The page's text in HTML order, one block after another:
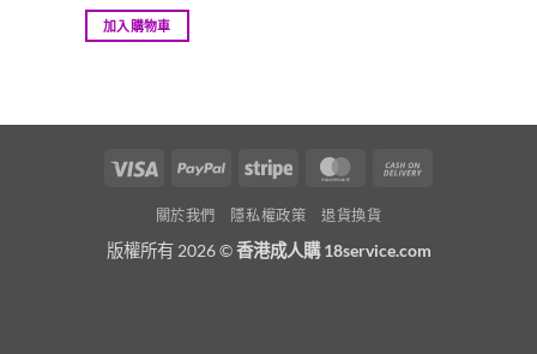
was:
$599.00.
加入購物車
Visa PayPal Stripe MasterCard
關於我們 隱私權政策 退貨換貨
版權所有 2026 ©香港成人購 18service.com